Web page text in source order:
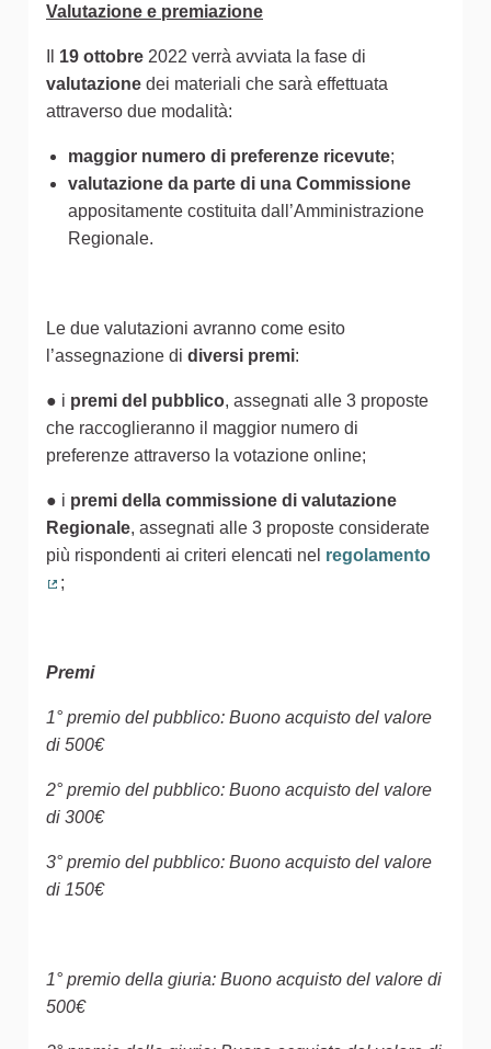
Valutazione e premiazione
19 ottobre 2022 verrà avviata la fase di
valutazione dei materiali che sarà effettuata
attraverso due modalità:
maggior numero di preferenze ricevute;
valutazione da parte di una Commissione
appositamente costituita dall’Amministrazione
Regionale.
Le due valutazioni avranno come esito
l’assegnazione di diversi premi:
● i premi del pubblico, assegnati alle 3 proposte
che raccoglieranno il maggior numero di
preferenze attraverso la votazione online;
● i premi della commissione di valutazione
Regionale, assegnati alle 3 proposte considerate
più rispondenti ai criteri elencati nel regolamento
;
Premi
1° premio del pubblico: Buono acquisto del valore
di 500€
2° premio del pubblico: Buono acquisto del valore
di 300€
3° premio del pubblico: Buono acquisto del valore
di 150€
1° premio della giuria: Buono acquisto del valore di
500€